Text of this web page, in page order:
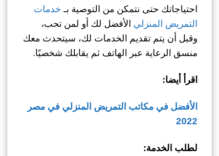
احتياجاتك حتى نتمكن من التوصية بـ خدمات
التمريض المنزلي الأفضل لك أو لمن تحب،
وقبل أن يتم تقديم الخدمات لك، سيتحدث معك
منسق الرعاية عبر الهاتف ثم يقابلك شخصيًا.
اقرأ أيضا:
الأفضل في مكاتب التمريض المنزلي في مصر
2022
لطلب الخدمة: